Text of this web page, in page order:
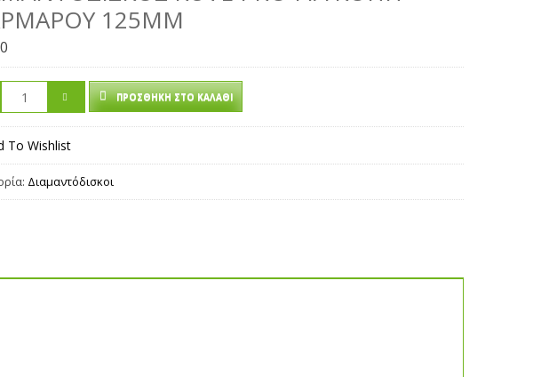
125MM
ΠΡΟΣΘΉΚΗ ΣΤΟ ΚΑΛΆΘΙ
To Wishlist
Διαμαντόδισκοι